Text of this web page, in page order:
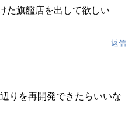
た旗艦店を出して欲しい
返信
りを再開発できたらいいな